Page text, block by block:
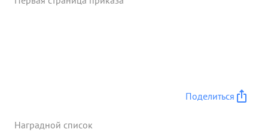
Поделиться
Наградной список